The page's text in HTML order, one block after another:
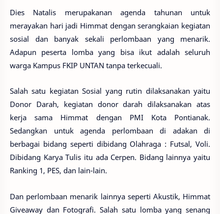
Dies Natalis merupakanan agenda tahunan untuk
merayakan hari jadi Himmat dengan serangkaian kegiatan
sosial dan banyak sekali perlombaan yang menarik.
Adapun peserta lomba yang bisa ikut adalah seluruh
warga Kampus FKIP UNTAN tanpa terkecuali.
Salah satu kegiatan Sosial yang rutin dilaksanakan yaitu
Donor Darah, kegiatan donor darah dilaksanakan atas
kerja sama Himmat dengan PMI Kota Pontianak.
Sedangkan untuk agenda perlombaan di adakan di
berbagai bidang seperti dibidang Olahraga : Futsal, Voli.
Dibidang Karya Tulis itu ada Cerpen. Bidang lainnya yaitu
Ranking 1, PES, dan lain-lain.
Dan perlombaan menarik lainnya seperti Akustik, Himmat
Giveaway dan Fotografi. Salah satu lomba yang senang